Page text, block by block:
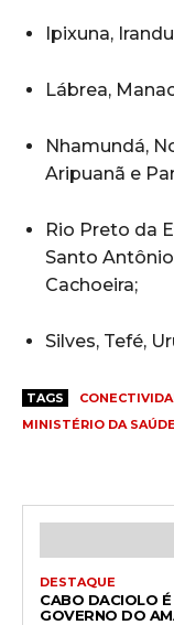
Ipixuna,
Lábrea,
Nhamundá,
Aripuanã e
Rio Preto da
Santo
Cachoeira;
Silves, Tefé,
TAGS
MINISTÉRIO DA
DESTAQUE
CABO DACIOLO
GOVERNO DO